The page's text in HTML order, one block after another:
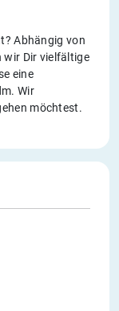
Abhängig von
wir Dir vielfältige
eine
Wir
möchtest.